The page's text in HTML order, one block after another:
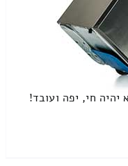
יהיה חי, יפה ועובד!